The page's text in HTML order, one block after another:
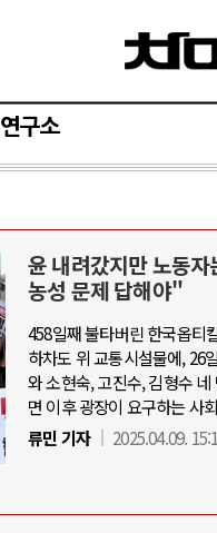
연구소
윤 내려갔지만 노동
농성 문제 답해야"
458일째 불타버린 한국옵티
하차도 위 교통시설물에, 26
와 소현숙, 고진수, 김형수
면 이후 광장이 요구하는 사
류민 기자
2025.04.09.